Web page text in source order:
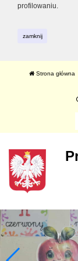
profilowaniu.
zamknij
Strona główna